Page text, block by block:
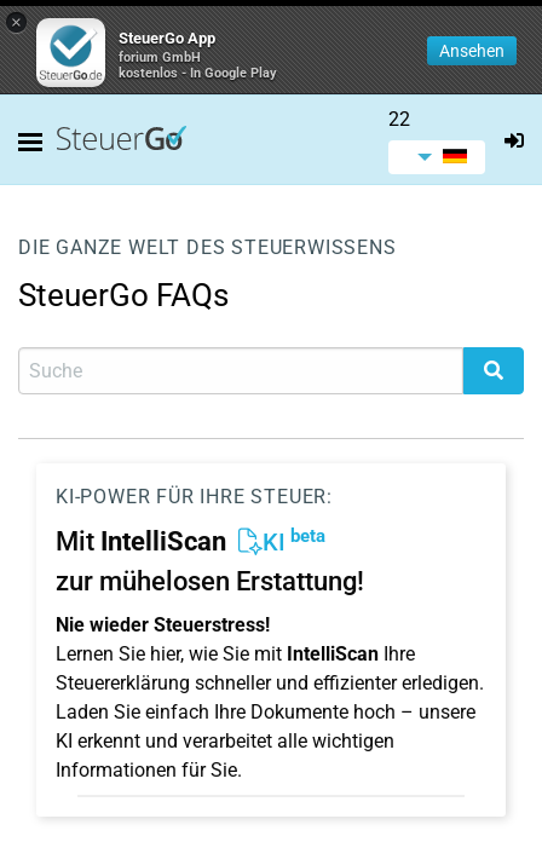
×
SteuerGo App
forium GmbH
kostenlos - In Google Play
Ansehen
22
DIE GANZE WELT DES STEUERWISSENS
SteuerGo FAQs
KI-POWER FÜR IHRE STEUER:
Mit IntelliScan KI beta
zur mühelosen Erstattung!
Nie wieder Steuerstress!
Lernen Sie hier, wie Sie mit IntelliScan Ihre
Steuererklärung schneller und effizienter erledigen.
Laden Sie einfach Ihre Dokumente hoch – unsere
KI erkennt und verarbeitet alle wichtigen
Informationen für Sie.